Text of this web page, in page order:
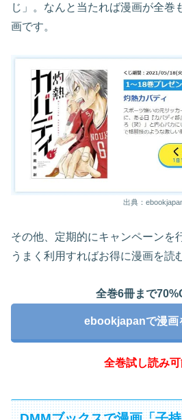
じ」。なんと当たれば漫画が全巻
画です。
出典：
その他、定期的にキャンペーンを
うまく利用すればお得に漫画を読
全巻6冊まで
ebookjapanで漫画
全巻試し読み可